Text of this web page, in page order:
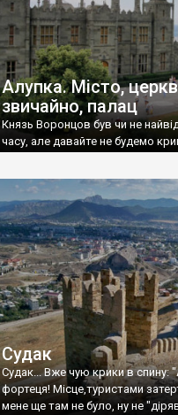
Алупка. Місто,
звичайно, палац
Князь Воронцов був чи не
часу, але давайте не будемо
Судак
Судак... Вже чую крики в спину:
фортеця! Місце,туристами
мене ще там не було, ну не